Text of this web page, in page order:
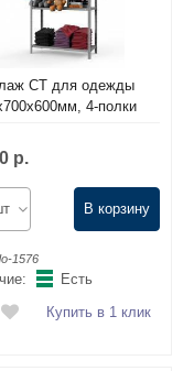
СТ для одежды
4-полки
р.
В корзину
1576
Есть
Купить в 1 клик